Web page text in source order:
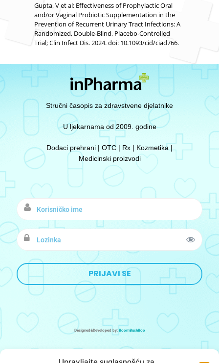
Gupta, V et al: Effectiveness of Prophylactic Oral
and/or Vaginal Probiotic Supplementation in the
Prevention of Recurrent Urinary Tract Infections: A
Randomized, Double-Blind, Placebo-Controlled
Trial; Clin Infect Dis. 2024. doi: 10.1093/cid/ciad766.
Stručni časopis za zdravstvene djelatnike
U ljekarnama od 2009. godine
Dodaci prehrani | OTC | Rx | Kozmetika |
Medicinski proizvodi
Designed&Developed by: BoomBushBoo